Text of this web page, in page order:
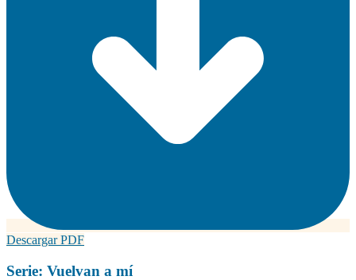
Descargar PDF
Serie: Vuelvan a mí